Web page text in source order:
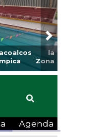
la
Zona
Next
Agenda